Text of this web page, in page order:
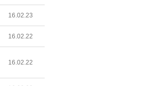
16.02.23
16.02.22
16.02.22